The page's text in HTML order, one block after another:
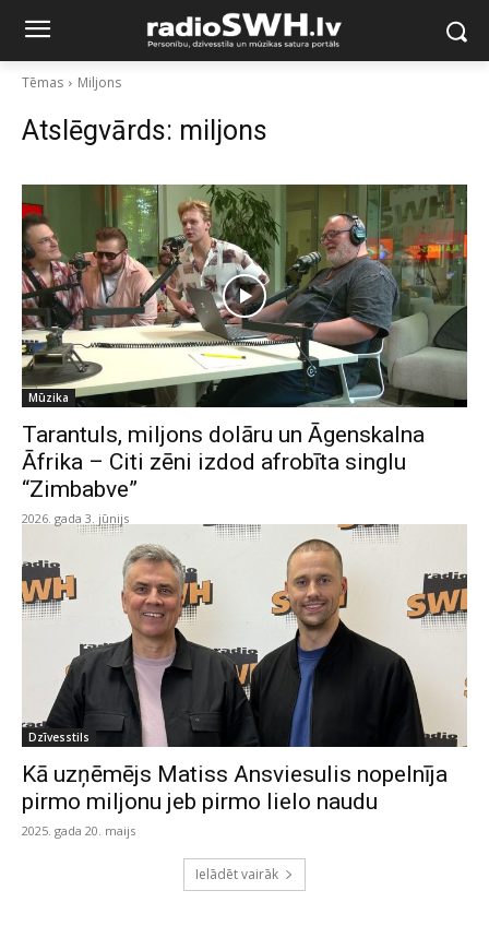
Tēmas Miljons
Atslēgvārds: miljons
Mūzika
Tarantuls, miljons dolāru un Āgenskalna
Āfrika – Citi zēni izdod afrobīta singlu
“Zimbabve”
2026. gada 3. jūnijs
Dzīvesstils
Kā uzņēmējs Matiss Ansviesulis nopelnīja
pirmo miljonu jeb pirmo lielo naudu
2025. gada 20. maijs
Ielādēt vairāk